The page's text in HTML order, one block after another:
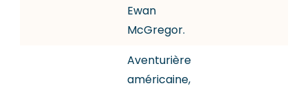
Ewan
McGregor.
Aventurière
américaine,